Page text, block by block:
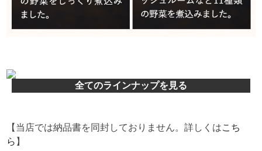
全てのラインナップを見る
【当店では納品書を同封しておりません。詳しくはこち
ら 】